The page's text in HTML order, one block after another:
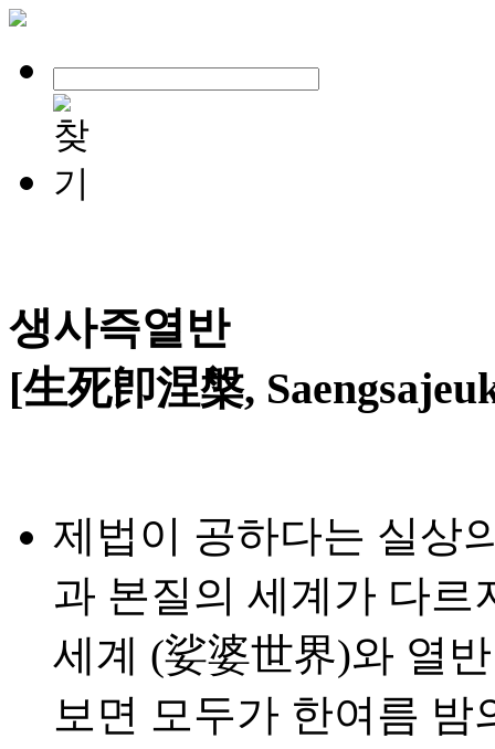
생사즉열반
[生死卽涅槃,
제법이 공하다는 실상
과 본질의 세계가 다르
세계 (娑婆世界)와 열
보면 모두가 한여름 밤